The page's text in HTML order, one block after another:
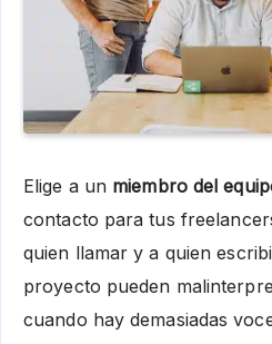
Elige a un miembro del
contacto para tus
quien llamar y a quien
proyecto pueden
cuando hay demasiadas